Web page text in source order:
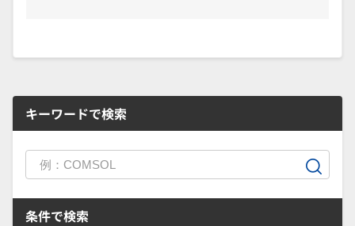
キーワードで検索
条件で検索